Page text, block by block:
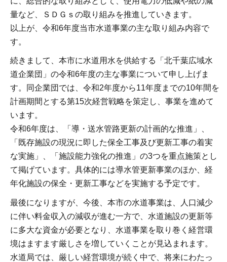
量など、ＳＤＧｓの取り組みを推進していきます。
以上が、令和6年度当市水道事業の主な取り組み内容で
す。
続きまして、本市に水道用水を供給する「北千葉広域水
道企業団」の令和6年度の主な事業について申し上げま
す。同企業団では、令和2年度から11年度までの10年間を
計画期間とする第15次経営戦略を策定し、事業を進めて
います。
令和6年度は、「導・送水管路更新の計画的な推進」、
「既存施設の現況に即した保全工事及び更新工事の着実
な実施」、「施設能力強化の推進」の3つを重点施策とし
て掲げています。具体的には導水管更新事業のほか、経
年化施設の保全・更新工事などを実施する予定です。
最後になりますが、今後、本市の水道事業は、人口減少
に伴い料金収入の減収が進む一方で、水道施設の更新等
に多大な資金が必要となり、水道事業を取り巻く経営環
境はますます厳しさを増していくことが見込まれます。
水道局では、厳しい経営環境が続く中で、将来にわたっ